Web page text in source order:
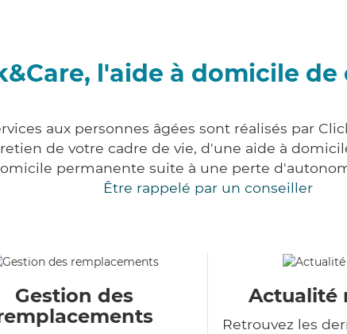
l'aide à domicile
aux personnes âgées sont réalisés par
de votre cadre de vie, d'une aide à
permanente suite à une perte
Être rappelé par un conseiller
Gestion des
Actualité
Retrouvez les